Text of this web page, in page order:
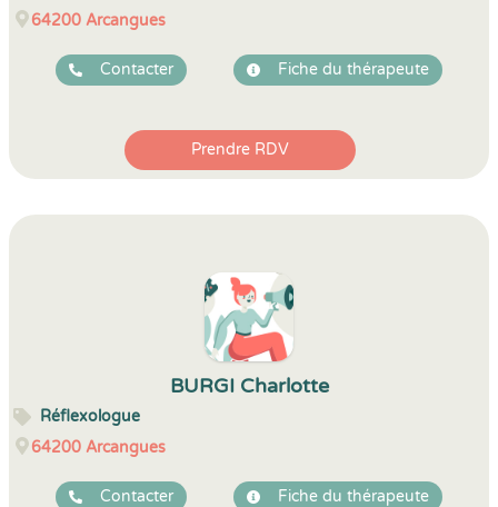
64200 Arcangues
Contacter Fiche du thérapeute
Prendre RDV
BURGI Charlotte
Réflexologue
64200 Arcangues
Contacter Fiche du thérapeute